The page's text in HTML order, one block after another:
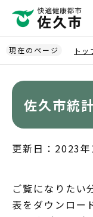
ペ
ー
ジ
現在のページ トッ
佐久市統
更新日：2023
ご覧になりたい
表をダウンロー